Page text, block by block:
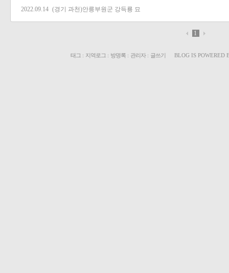
2022.09.14 (경기 과천)안릉부원군 강득룡 묘
1
태그 : 지역로그 : 방명록 : 관리자: 글쓰기 BLOG IS POWERED